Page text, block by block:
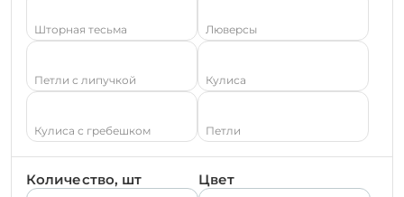
Шторная тесьма Люверсы
Петли с липучкой Кулиса
Кулиса с гребешком Петли
Количество, шт Цвет